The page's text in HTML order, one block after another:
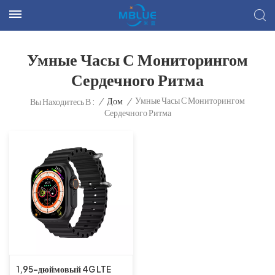
Умные Часы С Мониторингом
Сердечного Ритма
Вы Находитесь В : / Дом / Умные Часы С Мониторингом
Сердечного Ритма
1,95-дюймовый 4G LTE